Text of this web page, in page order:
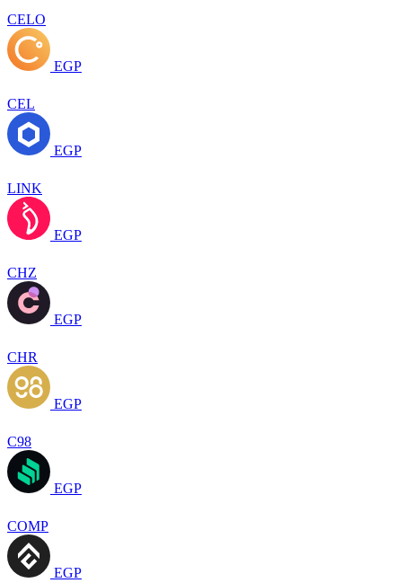
CELO
EGP
CEL
EGP
LINK
EGP
CHZ
EGP
CHR
EGP
C98
EGP
COMP
EGP